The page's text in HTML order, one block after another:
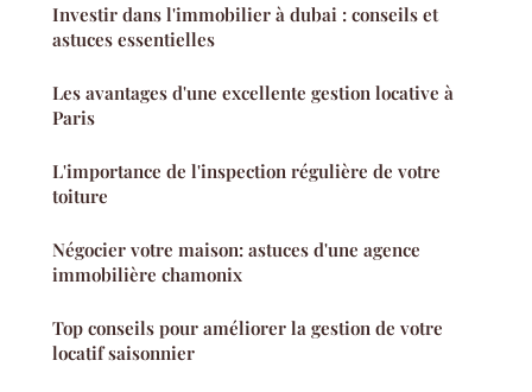
Investir dans l'immobilier à dubai : conseils et
astuces essentielles
Les avantages d'une excellente gestion locative à
Paris
L'importance de l'inspection régulière de votre
toiture
Négocier votre maison: astuces d'une agence
immobilière chamonix
Top conseils pour améliorer la gestion de votre
locatif saisonnier